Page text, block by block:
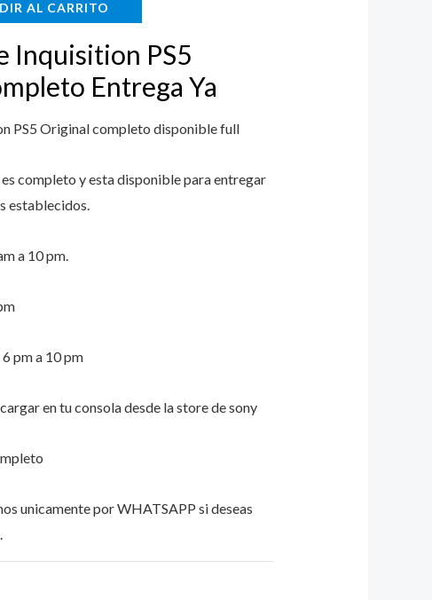
AL CARRITO
Inquisition PS5
Entrega Ya
PS5 Original completo disponible full
completo y esta disponible para entregar
establecidos.
a 10 pm.
pm a 10 pm
en tu consola desde la store de sony
unicamente por WHATSAPP si deseas